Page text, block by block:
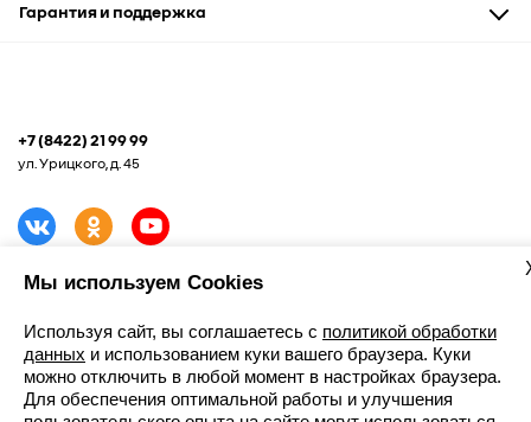
Рассрочка
Аксессуары и сувениры
Гарантия и поддержка
+7 (8422) 21 99 99
ул. Урицкого, д. 45
Карта сайта
Контакты
Новости
Мы используем Cookies
Используя сайт, вы соглашаетесь с политикой обработки
данных и использованием куки вашего браузера. Куки
можно отключить в любой момент в настройках браузера.
Для обеспечения оптимальной работы и улучшения